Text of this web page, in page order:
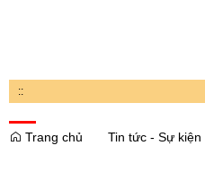
::
Trang chủ
Tin tức - Sự kiện